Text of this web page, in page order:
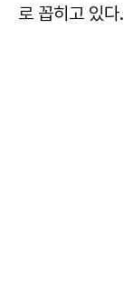
로 꼽히고 있다.